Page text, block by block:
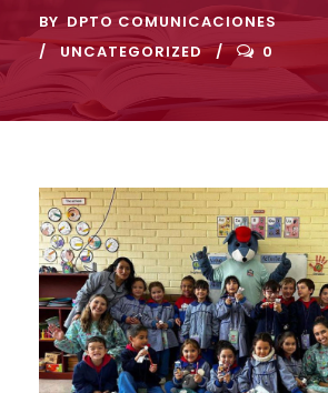
BY DPTO COMUNICACIONES
UNCATEGORIZED
0